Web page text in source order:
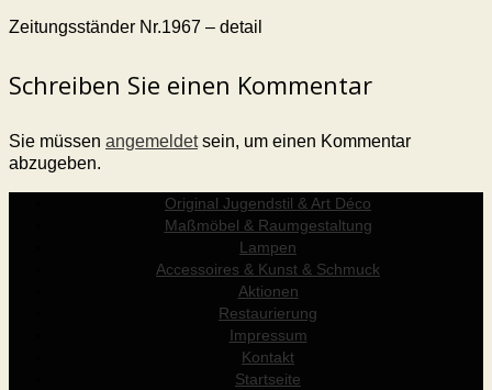
Zeitungsständer Nr.1967 – detail
Schreiben Sie einen Kommentar
Sie müssen angemeldetsein, um einen Kommentar
abzugeben.
Original Jugendstil & Art Déco
Maßmöbel & Raumgestaltung
Lampen
Accessoires & Kunst & Schmuck
Aktionen
Restaurierung
Impressum
Kontakt
Startseite